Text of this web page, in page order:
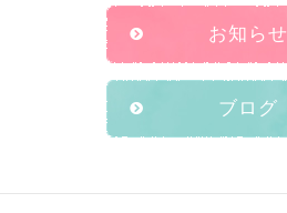
お知らせ
ブログ